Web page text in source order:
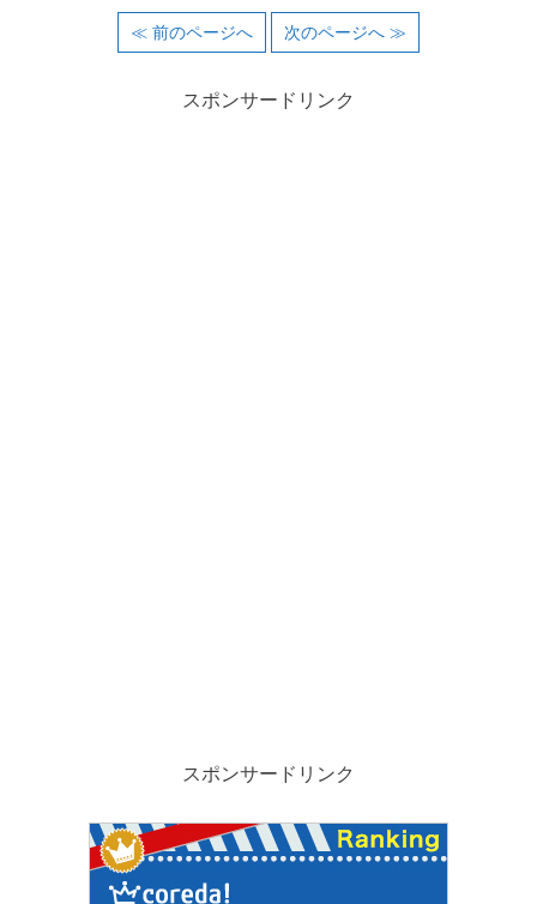
≪ 前のページへ 次のページへ ≫
スポンサードリンク
スポンサードリンク